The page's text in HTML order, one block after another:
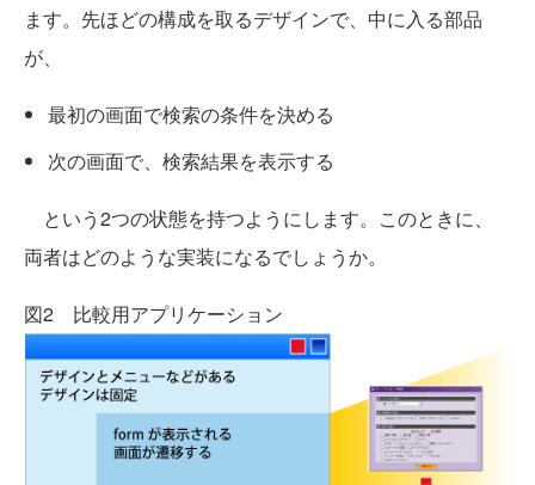
ます。先ほどの構成を取るデザインで、中に入る部品
が、
最初の画面で検索の条件を決める
次の画面で、検索結果を表示する
という2つの状態を持つようにします。このときに、
両者はどのような実装になるでしょうか。
図2 比較用アプリケーション